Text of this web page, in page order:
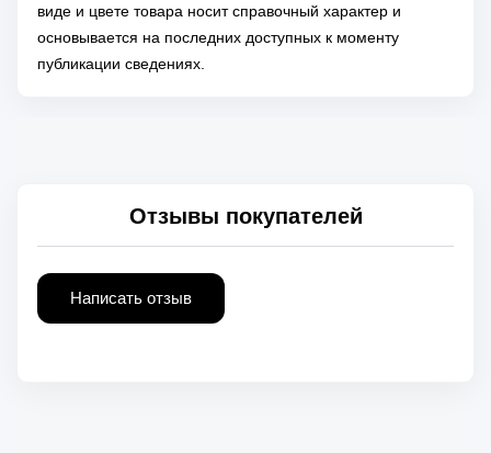
виде и цвете товара носит справочный характер и
основывается на последних доступных к моменту
публикации сведениях.
Отзывы покупателей
Написать отзыв